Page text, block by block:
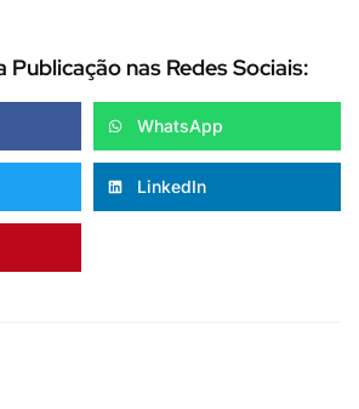
nas Redes Sociais:
WhatsApp
LinkedIn